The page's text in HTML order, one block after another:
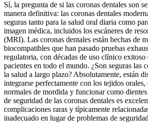
Sí, la pregunta de si las coronas dentales son
manera definitiva: las coronas dentales
seguras tanto para la salud oral diaria como
imagen médica, incluidos los escáneres de
(MRI). Las coronas dentales están hechas de
biocompatibles que han pasado pruebas
regulatoria, con décadas de uso clínico exitoso
pacientes en todo el mundo. ¿Son seguras las
la salud a largo plazo? Absolutamente, están
integrarse perfectamente con los tejidos orales,
normales de mordida y funcionar como
de seguridad de las coronas dentales es
complicaciones raras y típicamente
inadecuado en lugar de problemas de